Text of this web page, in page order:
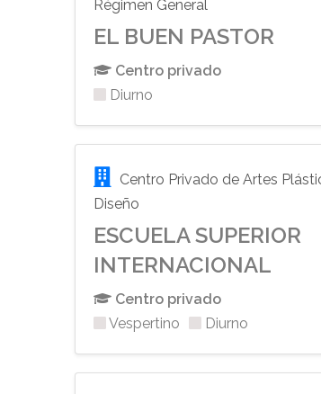
Régimen General
EL BUEN PASTOR
Centro privado
Diurno
Centro Privado de Artes
Diseño
ESCUELA SUPERIOR
INTERNACIONAL
Centro privado
Vespertino
Diurno